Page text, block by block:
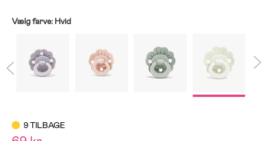
Vælg farve: Hvid
9 TILBAGE